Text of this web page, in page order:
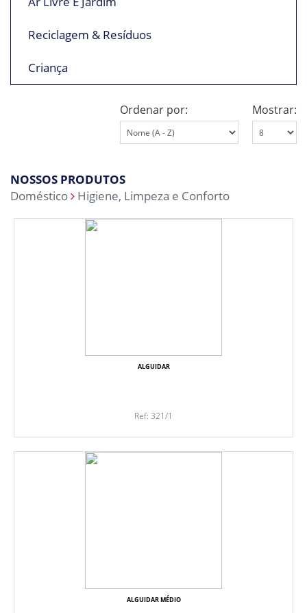
Reciclagem & Resíduos
Criança
Mostrar:
Ordenar por:
NOSSOS PRODUTOS
Doméstico
Higiene, Limpeza e Conforto
ALGUIDAR
Ref: 321/1
ALGUIDAR MÉDIO